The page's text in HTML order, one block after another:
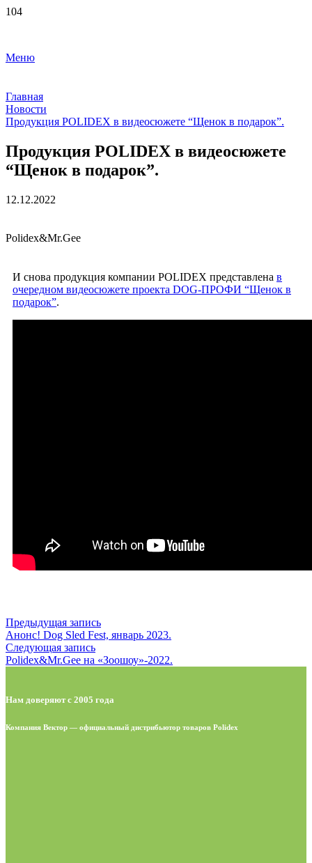
Меню
Главная
Новости
Продукция POLIDEX в видеосюжете “Щенок в подарок”.
Продукция POLIDEX в видеосюжете
“Щенок в подарок”.
12.12.2022
Polidex&Mr.Gee
И снова продукция компании POLIDEX представлена в
очередном видеосюжете проекта DOG-ПРОФИ “Щенок в
подарок”.
Предыдущая запись
Анонс! Dog Sled Fest, январь 2023.
Следующая запись
Polidex&Mr.Gee на «Зоошоу»-2022.
Нам доверяют с 2005 года
Компания Вектор — официальный дистрибьютор товаров Polidex